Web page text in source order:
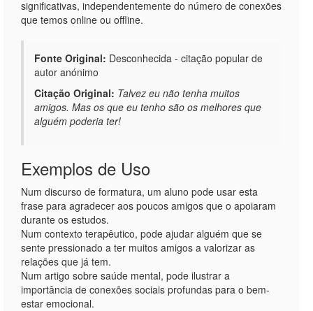
significativas, independentemente do número de conexões
que temos online ou offline.
Fonte Original: Desconhecida - citação popular de
autor anónimo
Citação Original: Talvez eu não tenha muitos
amigos. Mas os que eu tenho são os melhores que
alguém poderia ter!
Exemplos de Uso
Num discurso de formatura, um aluno pode usar esta
frase para agradecer aos poucos amigos que o apoiaram
durante os estudos.
Num contexto terapêutico, pode ajudar alguém que se
sente pressionado a ter muitos amigos a valorizar as
relações que já tem.
Num artigo sobre saúde mental, pode ilustrar a
importância de conexões sociais profundas para o bem-
estar emocional.